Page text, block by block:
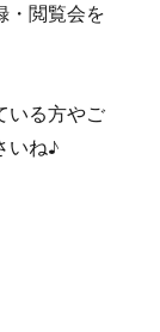
・閲覧会を
いる方やご
いね♪